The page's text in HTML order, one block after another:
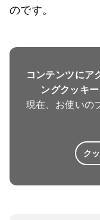
のです。
コンテンツにア
ングクッキ
現在、お使いの
ク